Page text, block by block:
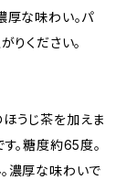
厚な味わい。パ
りください。
うじ茶を加えま
。糖度約65度。
濃厚な味わいで